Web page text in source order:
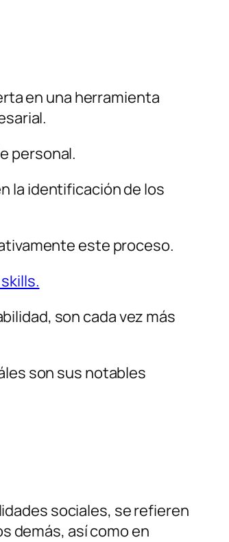
en una herramienta
personal.
la identificación de los
este proceso.
son cada vez más
son sus notables
sociales, se refieren
demás, así como en